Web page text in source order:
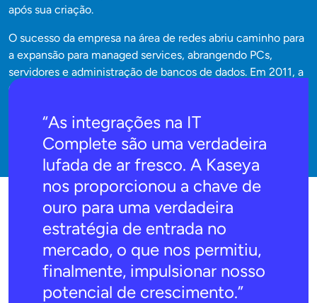
após sua criação.
O sucesso da empresa na área de redes abriu caminho para
a expansão para managed services, abrangendo PCs,
servidores e administração de bancos de dados. Em 2011, a
Cambium havia feito uma transição suave para o setor de
vendas.“As integrações na IT
Complete são uma verdadeira
lufada de ar fresco. A Kaseya
nos proporcionou a chave de
ouro para uma verdadeira
estratégia de entrada no
mercado, o que nos permitiu,
finalmente, impulsionar nosso
potencial de crescimento.”